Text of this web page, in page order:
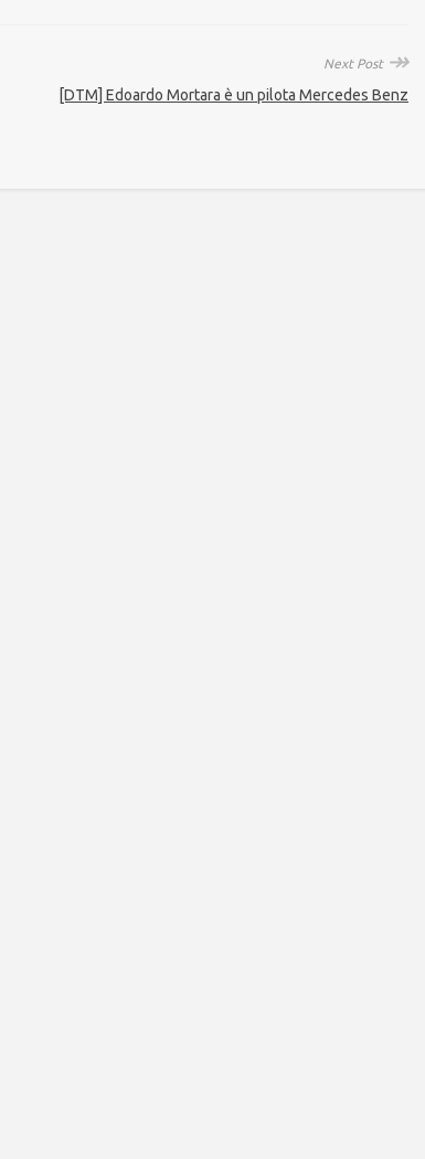
Next Post ↠
[DTM] Edoardo Mortara è un pilota Mercedes Benz